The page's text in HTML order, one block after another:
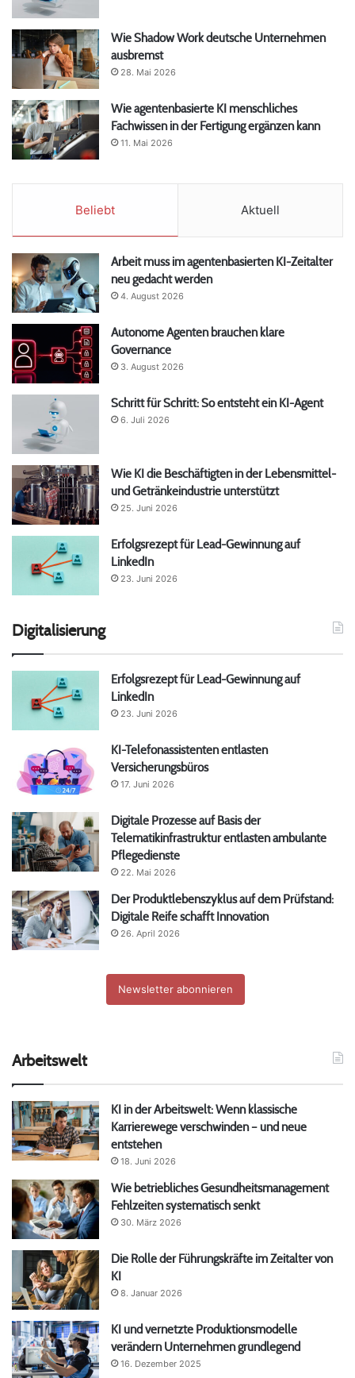
Wie Shadow Work deutsche Unternehmen
ausbremst
28. Mai 2026
Wie agentenbasierte KI menschliches
Fachwissen in der Fertigung ergänzen kann
11. Mai 2026
Beliebt Aktuell
Arbeit muss im agentenbasierten KI-Zeitalter
neu gedacht werden
4. August 2026
Autonome Agenten brauchen klare
Governance
3. August 2026
Schritt für Schritt: So entsteht ein KI-Agent
6. Juli 2026
Wie KI die Beschäftigten in der Lebensmittel-
und Getränkeindustrie unterstützt
25. Juni 2026
Erfolgsrezept für Lead-Gewinnung auf
LinkedIn
23. Juni 2026
Digitalisierung
Erfolgsrezept für Lead-Gewinnung auf
LinkedIn
23. Juni 2026
KI-Telefonassistenten entlasten
Versicherungsbüros
17. Juni 2026
Digitale Prozesse auf Basis der
Telematikinfrastruktur entlasten ambulante
Pflegedienste
22. Mai 2026
Der Produktlebenszyklus auf dem Prüfstand:
Digitale Reife schafft Innovation
26. April 2026
Newsletter abonnieren
Arbeitswelt
KI in der Arbeitswelt: Wenn klassische
Karrierewege verschwinden – und neue
entstehen
18. Juni 2026
Wie betriebliches Gesundheitsmanagement
Fehlzeiten systematisch senkt
30. März 2026
Die Rolle der Führungskräfte im Zeitalter von
KI
8. Januar 2026
KI und vernetzte Produktionsmodelle
verändern Unternehmen grundlegend
16. Dezember 2025